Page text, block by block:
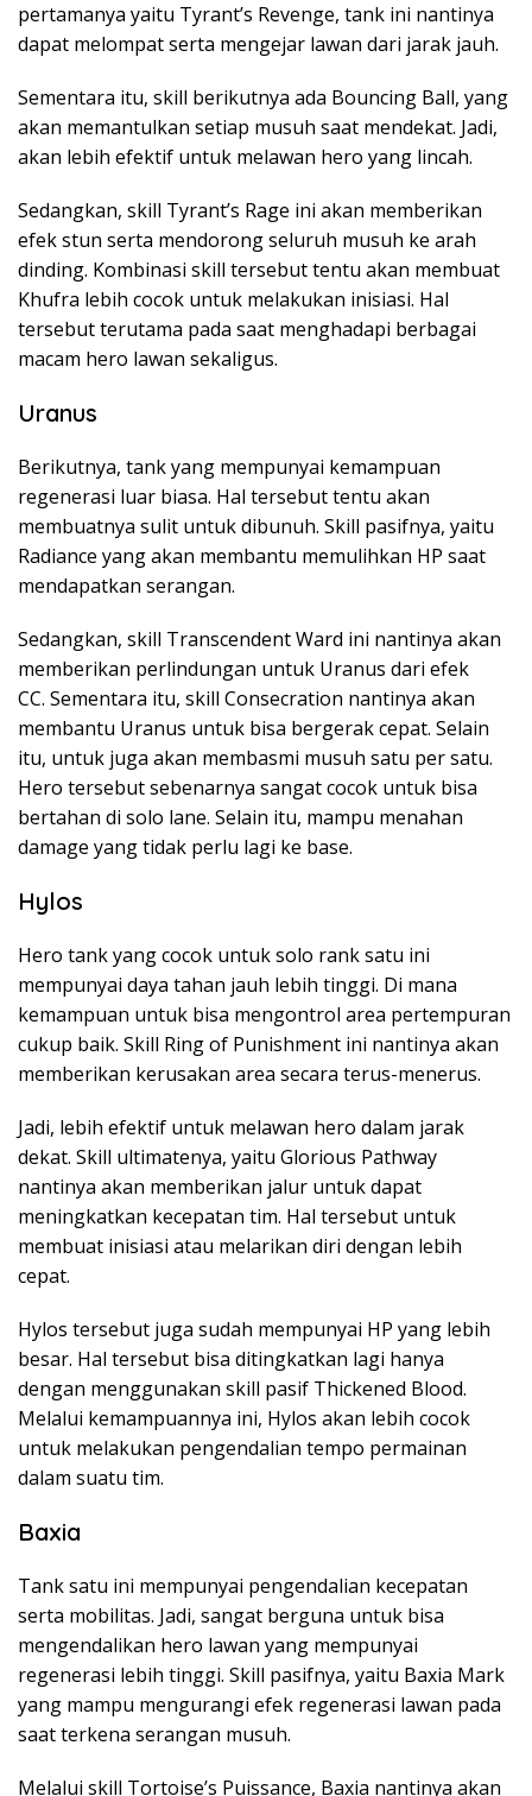
pertamanya yaitu Tyrant’s Revenge, tank ini nantinya
dapat melompat serta mengejar lawan dari jarak jauh.
Sementara itu, skill berikutnya ada Bouncing Ball, yang
akan memantulkan setiap musuh saat mendekat. Jadi,
akan lebih efektif untuk melawan hero yang lincah.
Sedangkan, skill Tyrant’s Rage ini akan memberikan
efek stun serta mendorong seluruh musuh ke arah
dinding. Kombinasi skill tersebut tentu akan membuat
Khufra lebih cocok untuk melakukan inisiasi. Hal
tersebut terutama pada saat menghadapi berbagai
macam hero lawan sekaligus.
Uranus
Berikutnya, tank yang mempunyai kemampuan
regenerasi luar biasa. Hal tersebut tentu akan
membuatnya sulit untuk dibunuh. Skill pasifnya, yaitu
Radiance yang akan membantu memulihkan HP saat
mendapatkan serangan.
Sedangkan, skill Transcendent Ward ini nantinya akan
memberikan perlindungan untuk Uranus dari efek
CC. Sementara itu, skill Consecration nantinya akan
membantu Uranus untuk bisa bergerak cepat. Selain
itu, untuk juga akan membasmi musuh satu per satu.
Hero tersebut sebenarnya sangat cocok untuk bisa
bertahan di solo lane. Selain itu, mampu menahan
damage yang tidak perlu lagi ke base.
Hylos
Hero tank yang cocok untuk solo rank satu ini
mempunyai daya tahan jauh lebih tinggi. Di mana
kemampuan untuk bisa mengontrol area pertempuran
cukup baik. Skill Ring of Punishment ini nantinya akan
memberikan kerusakan area secara terus-menerus.
Jadi, lebih efektif untuk melawan hero dalam jarak
dekat. Skill ultimatenya, yaitu Glorious Pathway
nantinya akan memberikan jalur untuk dapat
meningkatkan kecepatan tim. Hal tersebut untuk
membuat inisiasi atau melarikan diri dengan lebih
cepat.
Hylos tersebut juga sudah mempunyai HP yang lebih
besar. Hal tersebut bisa ditingkatkan lagi hanya
dengan menggunakan skill pasif Thickened Blood.
Melalui kemampuannya ini, Hylos akan lebih cocok
untuk melakukan pengendalian tempo permainan
dalam suatu tim.
Baxia
Tank satu ini mempunyai pengendalian kecepatan
serta mobilitas. Jadi, sangat berguna untuk bisa
mengendalikan hero lawan yang mempunyai
regenerasi lebih tinggi. Skill pasifnya, yaitu Baxia Mark
yang mampu mengurangi efek regenerasi lawan pada
saat terkena serangan musuh.
Melalui skill Tortoise’s Puissance, Baxia nantinya akan